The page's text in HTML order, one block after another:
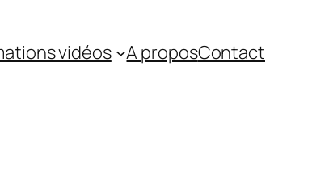
vidéos A proposContact